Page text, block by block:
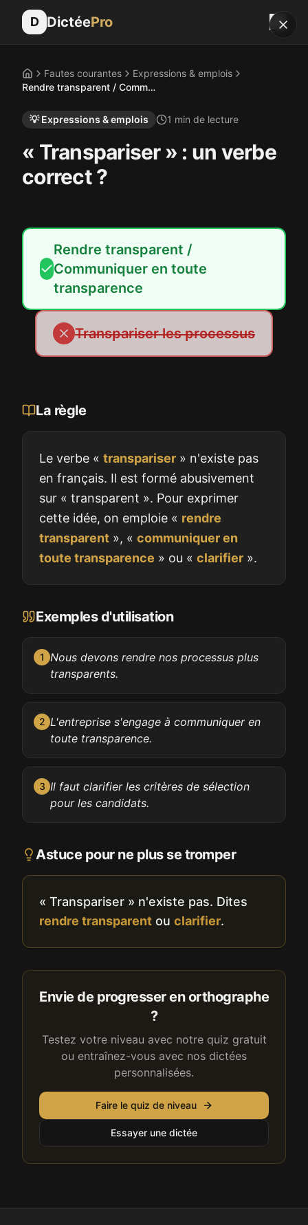
D DictéePro
AccueilFautes courantes
Expressions & emplois
Rendre transparent / Communiquer en toute transparence
💡 Expressions & emplois 1 min de lecture
« Transpariser » : un verbe
correct ?
Rendre transparent /
Communiquer en toute
transparence
Transpariser les processus
La règle
Le verbe « transpariser » n'existe pas
en français. Il est formé abusivement
sur « transparent ». Pour exprimer
cette idée, on emploie « rendre
transparent », « communiquer en
toute transparence » ou « clarifier ».
Exemples d'utilisation
1 Nous devons rendre nos processus plus
transparents.
2 L'entreprise s'engage à communiquer en
toute transparence.
3 Il faut clarifier les critères de sélection
pour les candidats.
Astuce pour ne plus se tromper
« Transpariser » n'existe pas. Dites
rendre transparent ou clarifier.
Envie de progresser en orthographe
?
Testez votre niveau avec notre quiz gratuit
ou entraînez-vous avec nos dictées
personnalisées.
Faire le quiz de niveau
Essayer une dictée